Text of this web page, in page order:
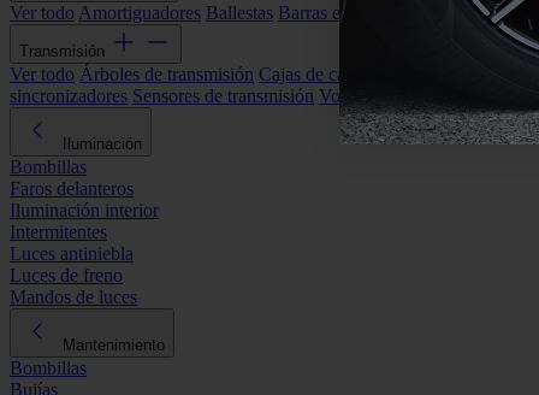
Ver todo Amortiguadores Ballestas Barras estabilizadoras Bieletas y
Transmisión
Ver todo Árboles de transmisión Cajas de cambios automáticas
sincronizadores Sensores de transmisión Volantes de motor
Iluminación
Bombillas
Faros delanteros
Iluminación interior
Intermitentes
Luces antiniebla
Luces de freno
Mandos de luces
Mantenimiento
Bombillas
Bujías